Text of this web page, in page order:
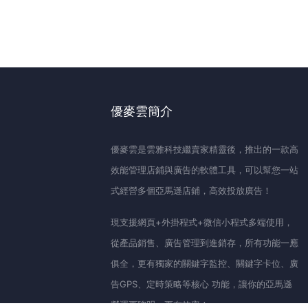
優麥雲簡介
優麥雲是雲雅科技繼賣家精靈後，推出的一款高
效能管理店鋪與廣告的軟體工具，可以幫您一站
式經營多個亞馬遜店鋪，高效投放廣告！
現支援網頁+外掛程式+微信小程式多端使用，
從產品銷售、廣告管理到進銷存，所有功能一應
俱全，更有獨家的關鍵字監控、關鍵字卡位、廣
告GPS、定時策略等核心 功能，讓你的亞馬遜
營運更聰明、更有效率！